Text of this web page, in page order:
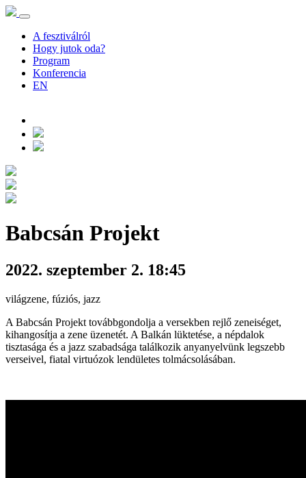
A fesztiválról
Hogy jutok oda?
Program
Konferencia
EN
Babcsán Projekt
2022. szeptember 2. 18:45
világzene, fúziós, jazz
A Babcsán Projekt továbbgondolja a versekben rejlő zeneiséget,
kihangosítja a zene üzenetét. A Balkán lüktetése, a népdalok
tisztasága és a jazz szabadsága találkozik anyanyelvünk legszebb
verseivel, fiatal virtuózok lendületes tolmácsolásában.